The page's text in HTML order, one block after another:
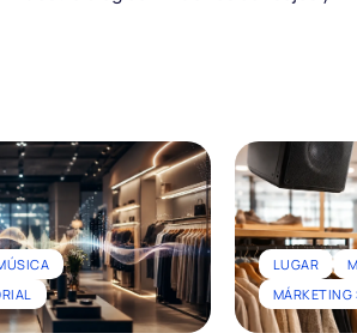
LUGAR
MÁRKETING